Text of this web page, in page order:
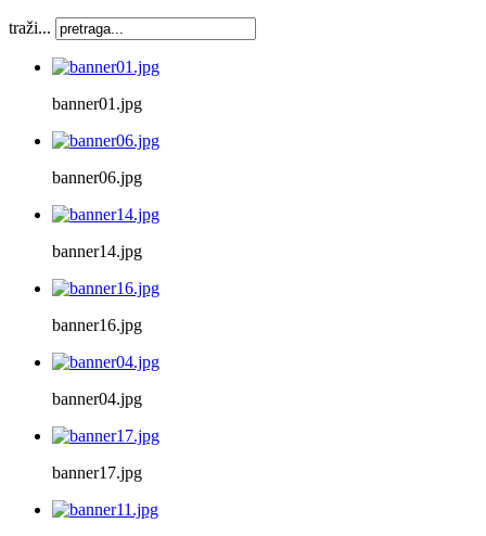
traži...
banner01.jpg
banner06.jpg
banner14.jpg
banner16.jpg
banner04.jpg
banner17.jpg